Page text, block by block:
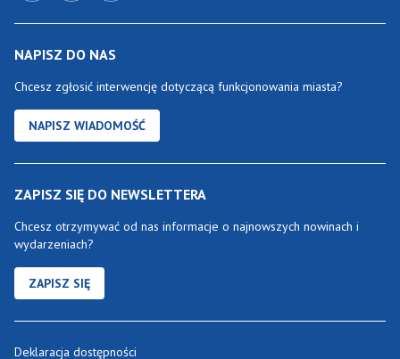
NAPISZ DO NAS
Chcesz zgłosić interwencję dotyczącą funkcjonowania miasta?
NAPISZ WIADOMOŚĆ
ZAPISZ SIĘ DO NEWSLETTERA
Chcesz otrzymywać od nas informacje o najnowszych nowinach i
wydarzeniach?
ZAPISZ SIĘ
Deklaracja dostępności